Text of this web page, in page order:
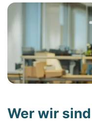
Wer wir sind